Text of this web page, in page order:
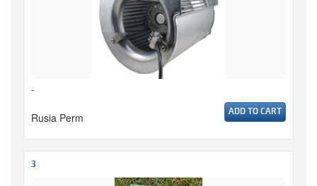
-
Rusia Perm ADD TO CART
3